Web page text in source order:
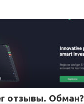
отзывы. Обман?